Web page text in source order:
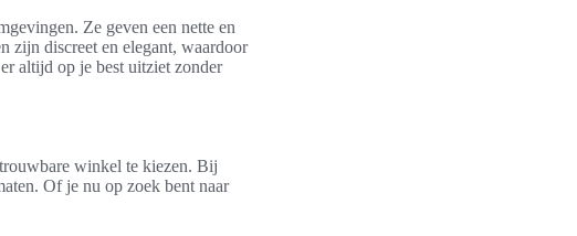
Ze geven een nette en
zijn discreet en elegant, waardoor
altijd op je best uitziet zonder
winkel te kiezen. Bij
Of je nu op zoek bent naar